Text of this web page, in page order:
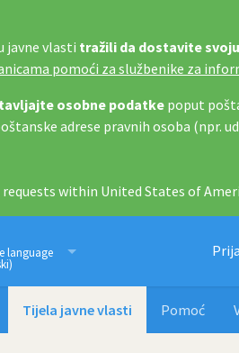
javne vlasti tražili da dostavite
pomoći za službenike za
osobne podatkepoput
adrese pravnih osoba
within United States of
Imamo pravo znati
language
Tijela javne vlasti Pomoć